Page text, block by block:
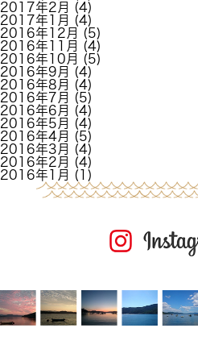
2017年2月
(4)
2017年1月
(4)
2016年12月
(5)
2016年11月
(4)
2016年10月
(5)
2016年9月
(4)
2016年8月
(4)
2016年7月
(5)
2016年6月
(4)
2016年5月
(4)
2016年4月
(5)
2016年3月
(4)
2016年2月
(4)
2016年1月
(1)